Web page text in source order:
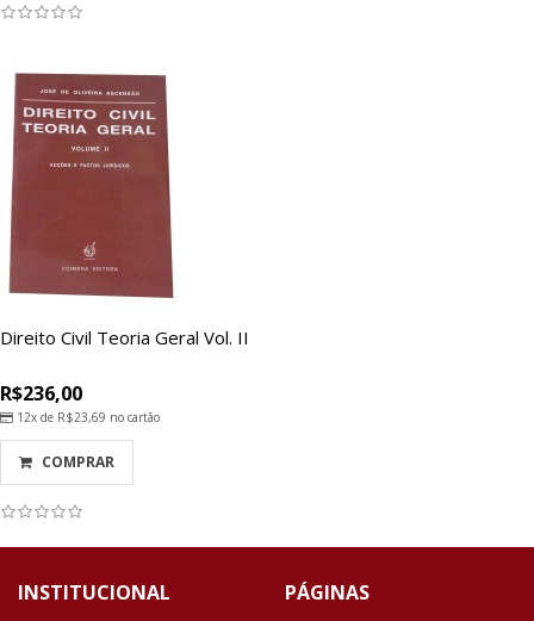
Direito Civil Teoria Geral Vol. II
R$236,00
12x de R$23,69 no cartão
COMPRAR
INSTITUCIONAL PÁGINAS